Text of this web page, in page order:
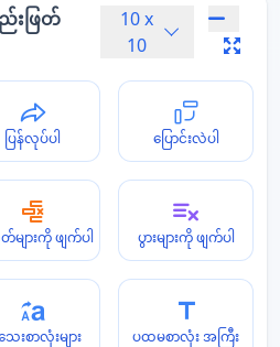
းဖြတ်
10 x
10
ပြန်လုပ်ပါ ပြောင်းလဲပါ
ျားကို ဖျက်ပါ ပွားများကို ဖျက်ပါ
းစာလုံးများ ပထမစာလုံး အကြီး